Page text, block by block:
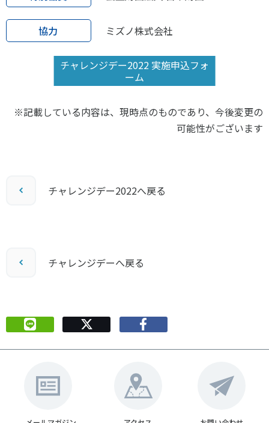
協力 ミズノ株式会社
チャレンジデー2022 実施申込フォ
ーム
※記載している内容は、現時点のものであり、今後変更の
可能性がございます
チャレンジデー2022へ戻る
チャレンジデーへ戻る